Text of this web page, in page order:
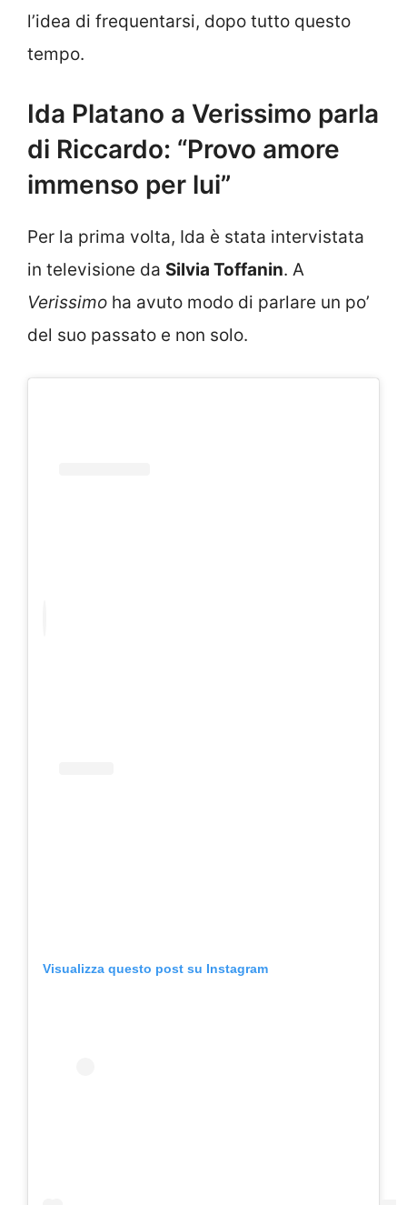
l’idea di frequentarsi, dopo tutto questo
tempo.
Ida Platano a Verissimo parla
di Riccardo: “Provo amore
immenso per lui”
Per la prima volta, Ida è stata intervistata
in televisione da Silvia Toffanin. A
Verissimo ha avuto modo di parlare un po’
del suo passato e non solo.
Visualizza questo post su Instagram